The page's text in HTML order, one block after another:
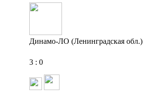
Динамо-ЛО (Ленинградская обл.)
3 : 0